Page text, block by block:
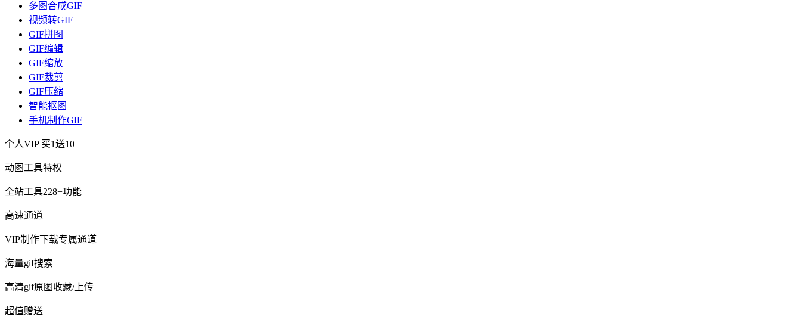
多图合成GIF
视频转GIF
GIF拼图
GIF编辑
GIF缩放
GIF裁剪
GIF压缩
智能抠图
手机制作GIF
个人VIP 买1送10
动图工具特权
全站工具228+功能
高速通道
VIP制作下载专属通道
海量gif搜索
高清gif原图收藏/上传
超值赠送